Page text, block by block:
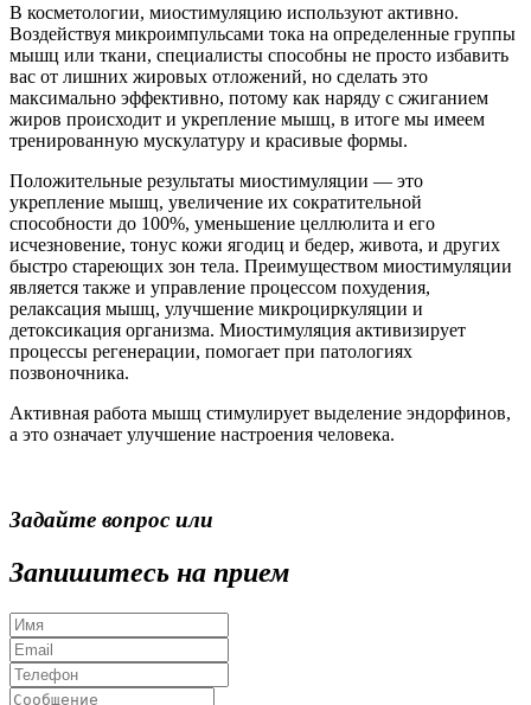
В косметологии, миостимуляцию используют активно.
Воздействуя микроимпульсами тока на определенные группы
мышц или ткани, специалисты способны не просто избавить
вас от лишних жировых отложений, но сделать это
максимально эффективно, потому как наряду с сжиганием
жиров происходит и укрепление мышц, в итоге мы имеем
тренированную мускулатуру и красивые формы.
Положительные результаты миостимуляции — это
укрепление мышц, увеличение их сократительной
способности до 100%, уменьшение целлюлита и его
исчезновение, тонус кожи ягодиц и бедер, живота, и других
быстро стареющих зон тела. Преимуществом миостимуляции
является также и управление процессом похудения,
релаксация мышц, улучшение микроциркуляции и
детоксикация организма. Миостимуляция активизирует
процессы регенерации, помогает при патологиях
позвоночника.
Активная работа мышц стимулирует выделение эндорфинов,
а это означает улучшение настроения человека.
Задайте вопрос или
Запишитесь на прием